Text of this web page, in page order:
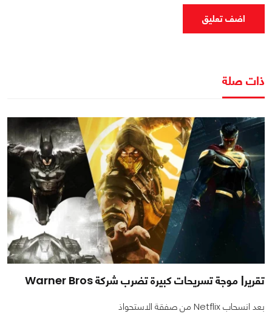
اضف تعليق
ذات صلة
تقرير| موجة تسريحات كبيرة تضرب شركة Warner Bros
بعد انسحاب Netflix من صفقة الاستحواذ